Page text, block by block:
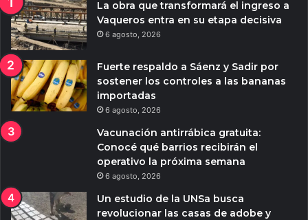
La obra que transformará el ingreso a
Vaqueros entra en su etapa decisiva
6 agosto, 2026
Fuerte respaldo a Sáenz y Sadir por
sostener los controles a las bananas
importadas
6 agosto, 2026
Vacunación antirrábica gratuita:
Conocé qué barrios recibirán el
operativo la próxima semana
6 agosto, 2026
Un estudio de la UNSa busca
revolucionar las casas de adobe y